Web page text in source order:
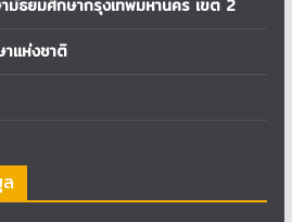
มัธยมศึกษากรุงเทพมหานคร เขต 2
แห่งชาติ